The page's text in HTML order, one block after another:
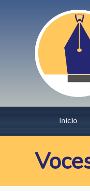
User
account
menu
Main
Inicio